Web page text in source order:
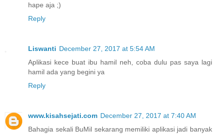
hape aja ;)
Reply
Liswanti December 27, 2017 at 5:54 AM
Aplikasi kece buat ibu hamil neh, coba dulu pas saya lagi
hamil ada yang begini ya
Reply
www.kisahsejati.com December 27, 2017 at 7:40 AM
Bahagia sekali BuMil sekarang memiliki aplikasi jadi banyak